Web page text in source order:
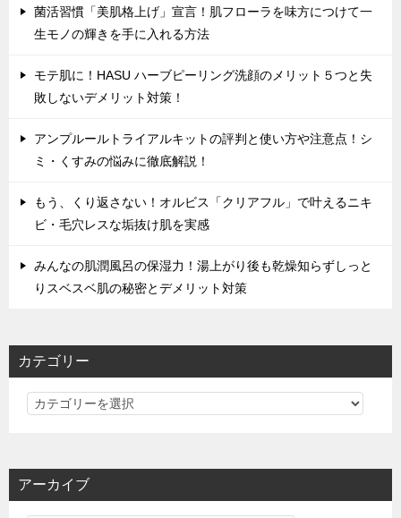
菌活習慣「美肌格上げ」宣言！肌フローラを味方につけて一
生モノの輝きを手に入れる方法
モテ肌に！HASU ハーブピーリング洗顔のメリット５つと失
敗しないデメリット対策！
アンプルールトライアルキットの評判と使い方や注意点！シ
ミ・くすみの悩みに徹底解説！
もう、くり返さない！オルビス「クリアフル」で叶えるニキ
ビ・毛穴レスな垢抜け肌を実感
みんなの肌潤風呂の保湿力！湯上がり後も乾燥知らずしっと
りスベスベ肌の秘密とデメリット対策
カテゴリー
カ
リ
アーカイブ